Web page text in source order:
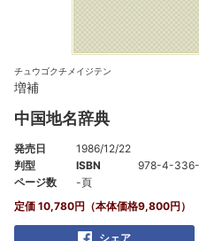
チュウゴクチメイジテン
増補
中国地名辞典
発売日
1986/12/22
判型
ISBN
978-4-
ページ数
-頁
定価 10,780円（本体価格9,800円）
シェア